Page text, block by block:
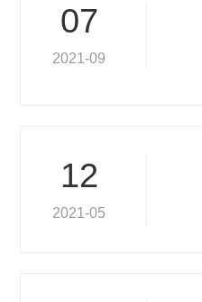
07
2021-09
12
2021-05